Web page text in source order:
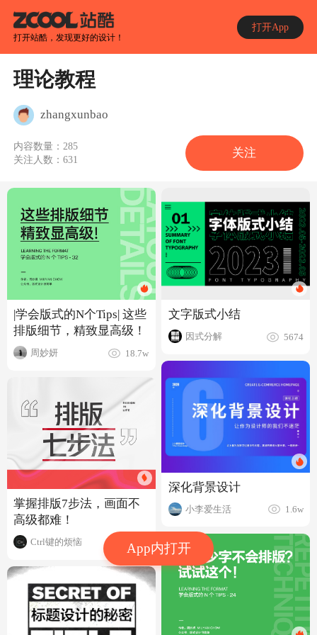
打开站酷，发现更好的设计！
打开App
App内打开
理论教程
zhangxunbao
内容数量： 285
关注人数：631
关注
|学会版式的N个Tips| 这些
排版细节，精致显高级！
周妙妍 18.7w
掌握排版7步法，画面不
高级都难！
Ctrl键的烦恼 16.7w
文字版式小结
因式分解 5674
深化背景设计
小李爱生活 1.6w